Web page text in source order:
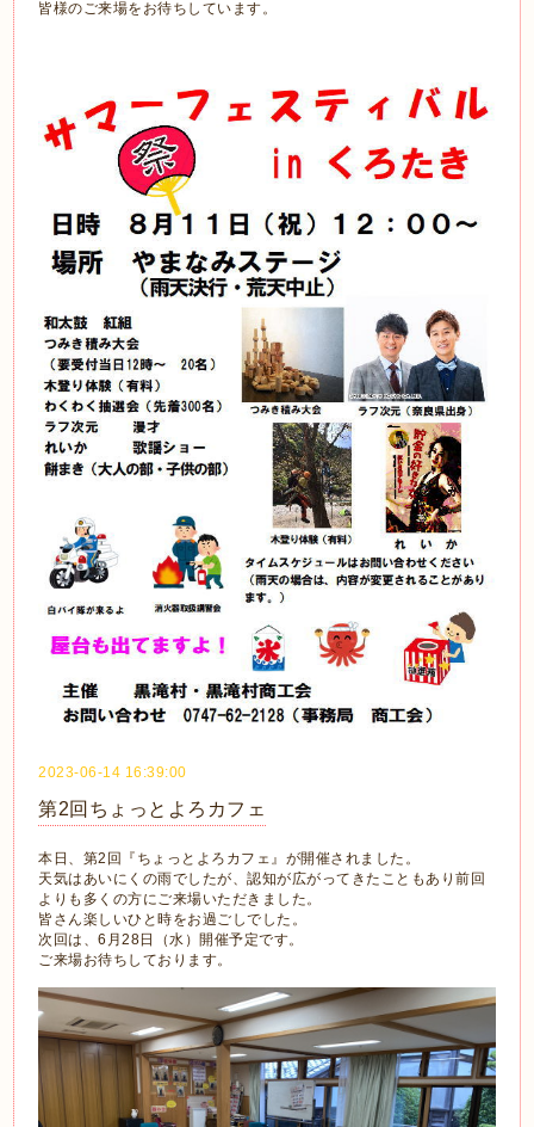
皆様のご来場をお待ちしています。
2023-06-14 16:39:00
第2回ちょっとよろカフェ
本日、第2回『ちょっとよろカフェ』が開催されました。
天気はあいにくの雨でしたが、認知が広がってきたこともあり前回
よりも多くの方にご来場いただきました。
皆さん楽しいひと時をお過ごしでした。
次回は、6月28日（水）開催予定です。
ご来場お待ちしております。